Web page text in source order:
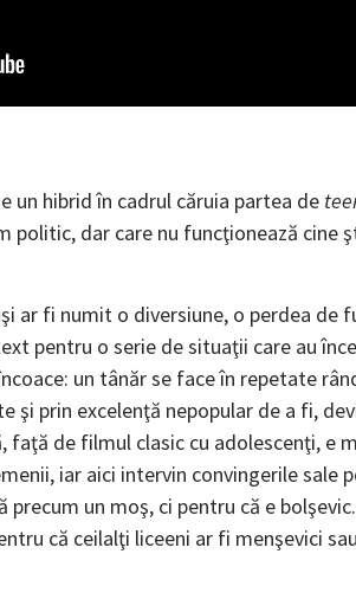
un hibrid în cadrul căruia partea de
politic, dar care nu funcţionează cine
ar fi numit o diversiune, o perdea de
pentru o serie de situaţii care au
un tânăr se face în repetate
şi prin excelenţă nepopular de a fi,
faţă de filmul clasic cu adolescenţi, e
iar aici intervin convingerile sale
precum un moş, ci pentru că e
că ceilalţi liceeni ar fi menşevici